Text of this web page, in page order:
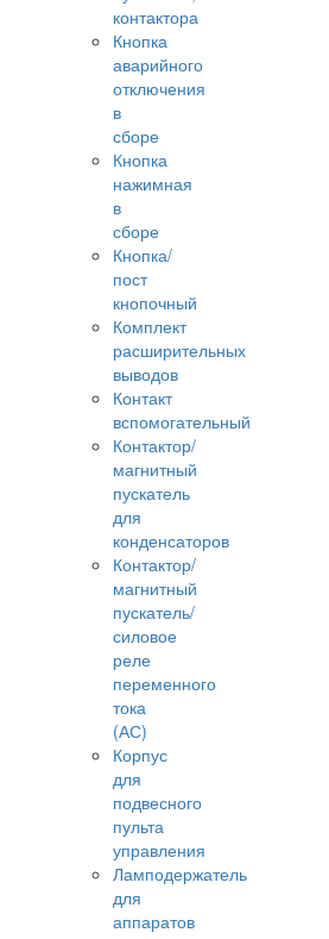
контактора
Кнопка
аварийного
отключения
в
сборе
Кнопка
нажимная
в
сборе
Кнопка/
пост
кнопочный
Комплект
расширительных
выводов
Контакт
вспомогательный
Контактор/
магнитный
пускатель
для
конденсаторов
Контактор/
магнитный
пускатель/
силовое
реле
переменного
тока
(АС)
Корпус
для
подвесного
пульта
управления
Ламподержатель
для
аппаратов